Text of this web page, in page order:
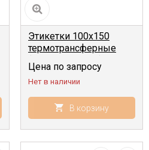
Этикетки 100x150
термотрансферные
Цена по запросу
Нет в наличии
В корзину